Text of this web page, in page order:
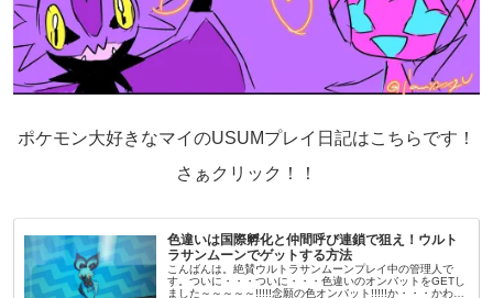
ポケモン大好きなマイのUSUMプレイ日記はこちらです！
さぁクリック！！
色違いは国際孵化と仲間呼び連鎖で狙え！ウルト
ラサンムーンでゲットする方法
こんばんは。絶賛ウルトラサンムーンプレイ中の管理人で
す。ついに・・・ついに・・・色違いのオンバットをGETし
ました～～～～～!!!!!念願の色オンバット!!!!!か・・・かわい